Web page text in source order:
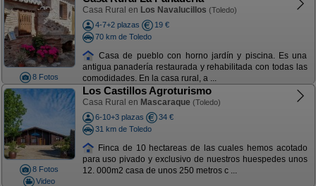
8 Fotos
Casa Rural en Los Navalucillos (Toledo)
4-7+2 plazas
19 €
70 km de Toledo
Casa de pueblo con horno jardín y piscina. Es una
antigua panadería restaurada y rehabilitada con todas las
comodidades. En la casa rural, a ...
8 Fotos
Video
Los Castillos Agroturismo
Casa Rural en Mascaraque (Toledo)
6-10+3 plazas
34 €
31 km de Toledo
Finca de 10 hectareas de las cuales hemos acotado
para uso pivado y exclusivo de nuestros huespedes unos
12. 000m2 casa de unos 250 metros c ...